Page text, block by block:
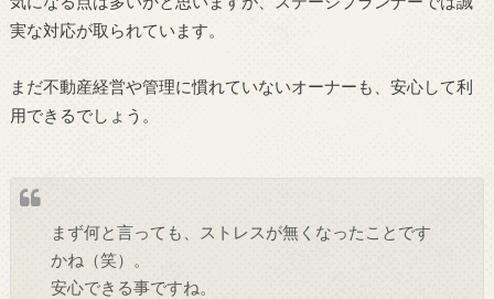
実な対応が取られています。
まだ不動産経営や管理に慣れていないオーナーも、安心して利
用できるでしょう。
まず何と言っても、ストレスが無くなったことです
かね（笑）。
安心できる事ですね。